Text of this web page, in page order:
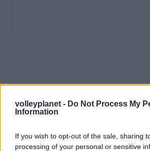
volleyplanet - Do Not Process My
Information
If you wish to opt-out of the sale, sharing
processing of your personal or sensitive